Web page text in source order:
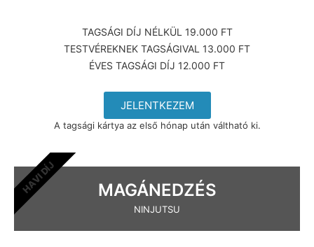
TAGSÁGI DÍJ NÉLKÜL 19.000 FT
TESTVÉREKNEK TAGSÁGIVAL 13.000 FT
ÉVES TAGSÁGI DÍJ 12.000 FT
JELENTKEZEM
A tagsági kártya az első hónap után váltható ki.
HAVI DÍJ MAGÁNEDZÉS
NINJUTSU